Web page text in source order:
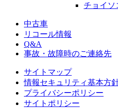
チョイソ
中古車
リコール情報
Q&A
事故・故障時のご連絡先
サイトマップ
情報セキュリティ基本方
プライバシーポリシー
サイトポリシー